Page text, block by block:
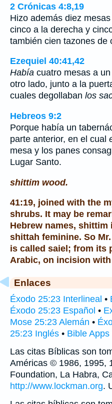
2 Crónicas 4:8,19
Hizo además diez
cinco a la derecha y
también cien tazones
Ezequiel 40:41,42
Había cuatro mesas a
otro lado, junto a la
cuales degollaban los
Hebreos 9:2
Porque había un
parte anterior, en el cual
mesa y los panes
Lugar Santo.
shittim wood.
41:19, joined with the
shrubs. It may be
Hebrew names, shittim
shittah feminine. So
is called saiel; from its
Arabic, on incision with
Enlaces
Éxodo 25:23 Interlineal •
Éxodo 25:23 Español •
Mose 25:23 Alemán •
25:23 Inglés • Bible Apps
Las citas Bíblicas son
Américas © 1986, 1995,
Foundation, La Habra,
http://www.lockman.org.